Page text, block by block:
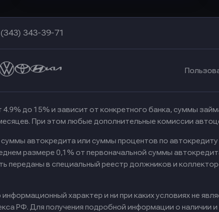
343-39-71
4.9% до 15% и зависит от конкретного банка, суммы
При этом любые дополнительные комиссии
автокредита или суммы процентов по
размере 0,1% от первоначальной суммы
переданы в специальный реестр должников и
характер и ни при каких условиях не
РФ. Для получения подробной информации о наличии